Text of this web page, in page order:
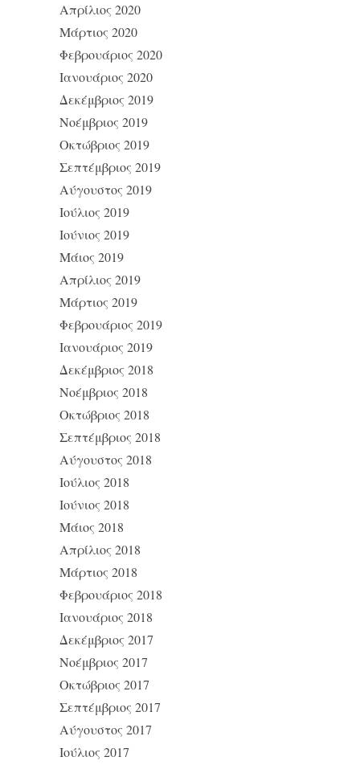
Απρίλιος 2020
Μάρτιος 2020
Φεβρουάριος 2020
Ιανουάριος 2020
Δεκέμβριος 2019
Νοέμβριος 2019
Οκτώβριος 2019
Σεπτέμβριος 2019
Αύγουστος 2019
Ιούλιος 2019
Ιούνιος 2019
Μάιος 2019
Απρίλιος 2019
Μάρτιος 2019
Φεβρουάριος 2019
Ιανουάριος 2019
Δεκέμβριος 2018
Νοέμβριος 2018
Οκτώβριος 2018
Σεπτέμβριος 2018
Αύγουστος 2018
Ιούλιος 2018
Ιούνιος 2018
Μάιος 2018
Απρίλιος 2018
Μάρτιος 2018
Φεβρουάριος 2018
Ιανουάριος 2018
Δεκέμβριος 2017
Νοέμβριος 2017
Οκτώβριος 2017
Σεπτέμβριος 2017
Αύγουστος 2017
Ιούλιος 2017